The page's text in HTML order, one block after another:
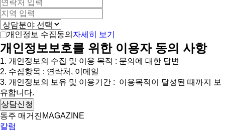
개인정보 수집동의 자세히 보기
개인정보보호를 위한 이용자 동의 사항
1. 개인정보의 수집 및 이용 목적 : 문의에 대한 답변
2. 수집항목 : 연락처, 이메일
3. 개인정보의 보유 및 이용기간 : 이용목적이 달성된 때까지 보
유합니다.
상담신청
동주 매거진 MAGAZINE
칼럼